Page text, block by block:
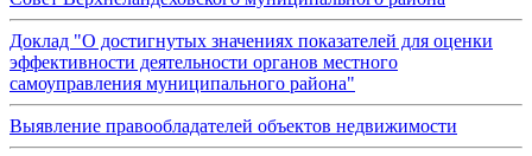
Доклад "О достигнутых значениях показателей для оценки
эффективности деятельности органов местного
самоуправления муниципального района"
Выявление правообладателей объектов недвижимости